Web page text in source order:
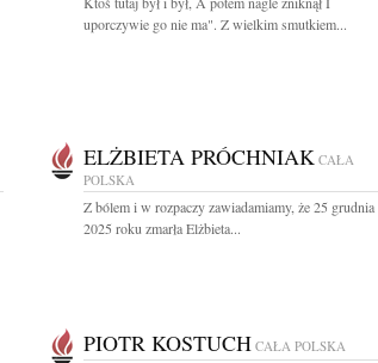
uporczywie go nie ma". Z wielkim smutkiem...
ELŻBIETA PRÓCHNIAK CAŁA
POLSKA
Z bólem i w rozpaczy zawiadamiamy, że 25 grudnia
2025 roku zmarła Elżbieta...
PIOTR KOSTUCH CAŁA POLSKA